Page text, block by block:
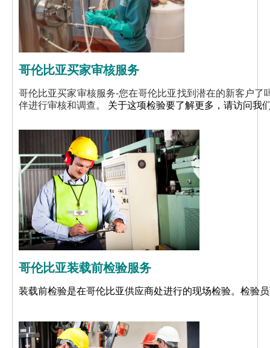
哥伦比亚买家审核服务
哥伦比亚买家审核服务-您在哥伦比亚找到潜在的新客户
伴进行审核和调查。 关于这项检验要了解更多，请访问我
哥伦比亚装载前检验服务
装载前检验是在哥伦比亚供应商处进行的现场检验。检验